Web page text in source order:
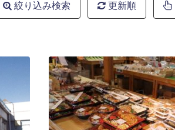
絞り込み検索 更新順